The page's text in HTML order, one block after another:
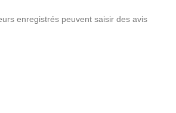
enregistrés peuvent saisir des avis